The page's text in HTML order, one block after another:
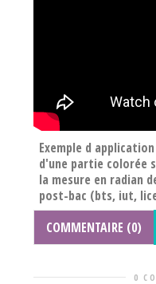
Exemple d
d'une partie colorée
la mesure en radian
post-bac (bts, iut,
COMMENTAIRE (0)
0